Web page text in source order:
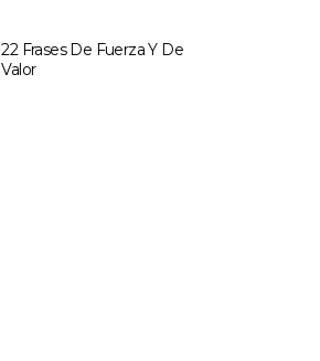
22 Frases De Fuerza Y De
Valor